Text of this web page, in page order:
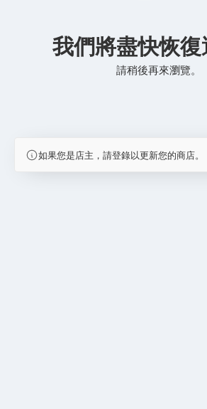
我們將盡快恢復
請稍後再來瀏覽。
如果您是店主，請登錄以更新您的商店。